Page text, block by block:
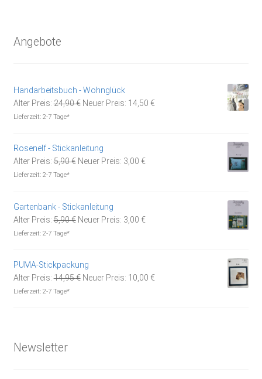
Angebote
Handarbeitsbuch - Wohnglück
Alter Preis: 24,90€ Ursprünglicher
Neuer Preis: 14,50 €Aktueller
Lieferzeit: 2-7 Tage*
Rosenelf - Stickanleitung
Alter Preis: 5,90€ Ursprünglicher
Neuer Preis: 3,00 €Aktueller
Lieferzeit: 2-7 Tage*
Gartenbank - Stickanleitung
Alter Preis: 5,90€ Ursprünglicher
Neuer Preis: 3,00 €Aktueller
Lieferzeit: 2-7 Tage*
PUMA-Stickpackung
Alter Preis: 14,95€ Ursprünglicher
Neuer Preis: 10,00 €Aktueller
Lieferzeit: 2-7 Tage*
Newsletter